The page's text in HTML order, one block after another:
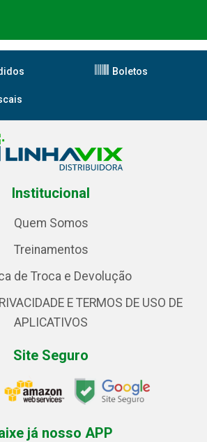
Boletos
Institucional
Quem Somos
Treinamentos
de Troca e Devolução
E TERMOS DE USO DE
APLICATIVOS
Site Seguro
já nosso APP